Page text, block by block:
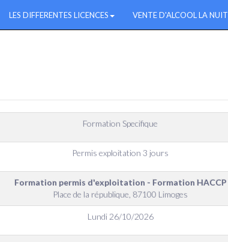
LES DIFFERENTES LICENCES VENTE D'ALCOOL LA NUIT
Formation Specifique
Permis exploitation 3 jours
Formation permis d'exploitation - Formation HACCP
Place de la république, 87100 Limoges
Lundi 26/10/2026